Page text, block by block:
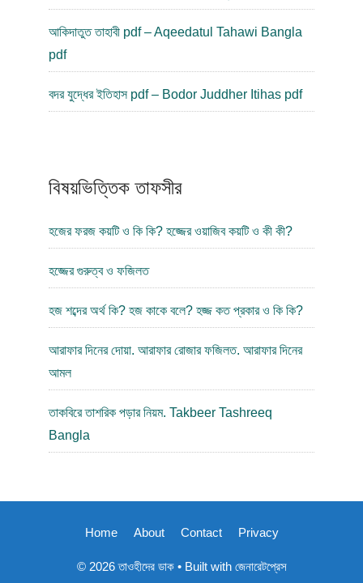
আকিদাতুত তাহাবী pdf – Aqeedatul Tahawi Bangla
pdf
বদর যুদ্ধের ইতিহাস pdf – Bodor Juddher Itihas pdf
বিষয়ভিত্তিক তাফসীর
হজের ফরজ কয়টি ও কি কি? হজ্জের ওয়াজিব কয়টি ও কী কী?
হজ্জের গুরুত্ব ও ফজিলত
হজ শব্দের অর্থ কি? হজ কাকে বলে? হজ্জ কত প্রকার ও কি কি?
আরাফার দিনের দোয়া. আরাফার রোজার ফজিলত. আরাফার দিনের
আমল
তাকবিরে তাশরিক পড়ার নিয়ম. Takbeer Tashreeq
Bangla
Home About Contact Privacy
© 2026 তাওহীদের ডাক• Built with জেনারেটপ্রেস